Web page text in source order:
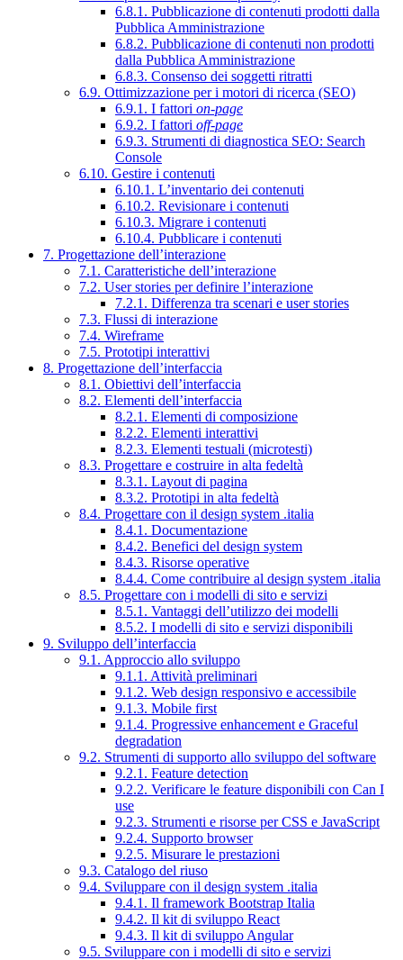
6.8.1. Pubblicazione di contenuti prodotti dalla
Pubblica Amministrazione
6.8.2. Pubblicazione di contenuti non prodotti
dalla Pubblica Amministrazione
6.8.3. Consenso dei soggetti ritratti
6.9. Ottimizzazione per i motori di ricerca (SEO)
6.9.1. I fattori on-page
6.9.2. I fattori off-page
6.9.3. Strumenti di diagnostica SEO: Search
Console
6.10. Gestire i contenuti
6.10.1. L’inventario dei contenuti
6.10.2. Revisionare i contenuti
6.10.3. Migrare i contenuti
6.10.4. Pubblicare i contenuti
7. Progettazione dell’interazione
7.1. Caratteristiche dell’interazione
7.2. User stories per definire l’interazione
7.2.1. Differenza tra scenari e user stories
7.3. Flussi di interazione
7.4. Wireframe
7.5. Prototipi interattivi
8. Progettazione dell’interfaccia
8.1. Obiettivi dell’interfaccia
8.2. Elementi dell’interfaccia
8.2.1. Elementi di composizione
8.2.2. Elementi interattivi
8.2.3. Elementi testuali (microtesti)
8.3. Progettare e costruire in alta fedeltà
8.3.1. Layout di pagina
8.3.2. Prototipi in alta fedeltà
8.4. Progettare con il design system .italia
8.4.1. Documentazione
8.4.2. Benefici del design system
8.4.3. Risorse operative
8.4.4. Come contribuire al design system .italia
8.5. Progettare con i modelli di sito e servizi
8.5.1. Vantaggi dell’utilizzo dei modelli
8.5.2. I modelli di sito e servizi disponibili
9. Sviluppo dell’interfaccia
9.1. Approccio allo sviluppo
9.1.1. Attività preliminari
9.1.2. Web design responsivo e accessibile
9.1.3. Mobile first
9.1.4. Progressive enhancement e Graceful
degradation
9.2. Strumenti di supporto allo sviluppo del software
9.2.1. Feature detection
9.2.2. Verificare le feature disponibili con Can I
use
9.2.3. Strumenti e risorse per CSS e JavaScript
9.2.4. Supporto browser
9.2.5. Misurare le prestazioni
9.3. Catalogo del riuso
9.4. Sviluppare con il design system .italia
9.4.1. Il framework Bootstrap Italia
9.4.2. Il kit di sviluppo React
9.4.3. Il kit di sviluppo Angular
9.5. Sviluppare con i modelli di sito e servizi